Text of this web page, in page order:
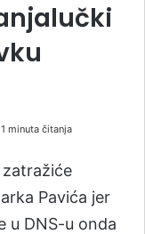
1 minuta čitanja
zatražiće
Pavića jer
u DNS-u onda